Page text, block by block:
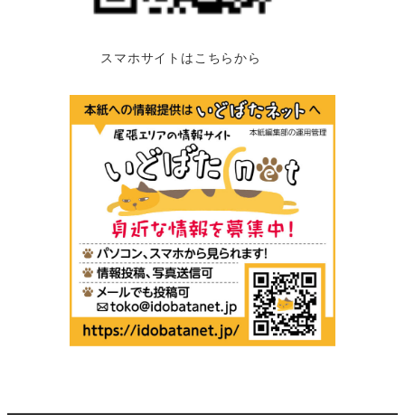
スマホサイトはこちらから